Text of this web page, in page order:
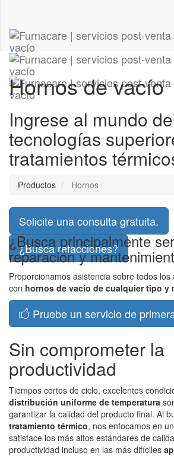
Hornos de vacío
Ingrese al mundo
tecnologías
tratamientos
Productos Hornos
Solicite una consulta gratuita.
¿Busca refacciones?
¿Busca principalmente
reparación y
Proporcionamos asistencia sobre todos
con hornos de vacío de cualquier tipo y
Pruebe un servicio de
Sin comprometer la
productividad
Tiempos cortos de ciclo, excelentes
distribución uniforme de temperatura
garantizar la calidad del producto final. Al
tratamiento térmico, nos enfocamos en
satisface los más altos estándares de
productividad incluso en las más difíciles